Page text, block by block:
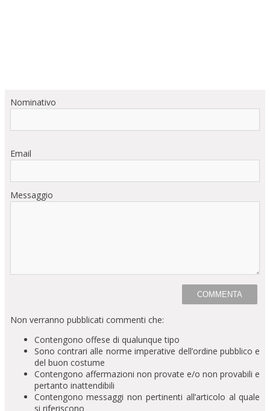
Nominativo
Email
Messaggio
Non verranno pubblicati commenti che:
Contengono offese di qualunque tipo
Sono contrari alle norme imperative dell’ordine pubblico e
del buon costume
Contengono affermazioni non provate e/o non provabili e
pertanto inattendibili
Contengono messaggi non pertinenti all’articolo al quale
si riferiscono